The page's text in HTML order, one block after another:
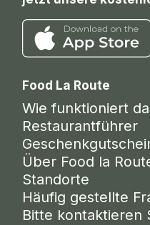
Food La Route
Wie funktioniert
Restaurantführer
Über Food la
Standorte
Häufig gestellte
Bitte kontaktieren